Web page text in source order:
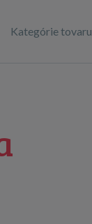
Kategórie tovaru